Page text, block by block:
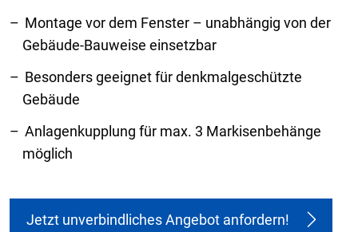
Montage vor dem Fenster – unabhängig von der
Gebäude-Bauweise einsetzbar
Besonders geeignet für denkmalgeschützte
Gebäude
Anlagenkupplung für max. 3 Markisenbehänge
möglich
Jetzt unverbindliches Angebot anfordern!